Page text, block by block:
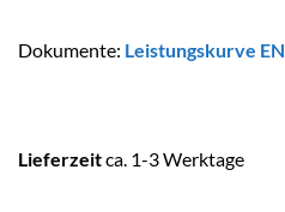
Dokumente: Leistungskurve EN
Lieferzeitca. 1-3 Werktage